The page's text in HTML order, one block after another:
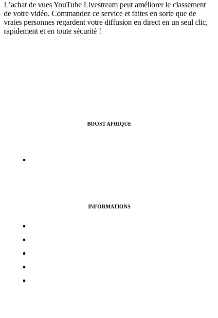
L’achat de vues YouTube Livestream peut améliorer le classement
de votre vidéo. Commandez ce service et faites en sorte que de
vraies personnes regardent votre diffusion en direct en un seul clic,
rapidement et en toute sécurité !
BOOST AFRIQUE
INFORMATIONS